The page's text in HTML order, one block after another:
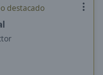
destacado